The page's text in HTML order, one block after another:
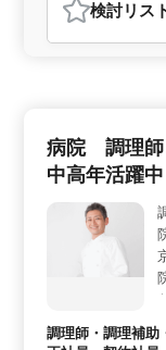
おすすめポイ
＜シニア層歓迎
ある社会保険労
中！経験豊富な
会保険の手続き
ます。経験を活
完備で安心して
天神駅から徒歩
で、年齢ではな
す。ぜひご応募
検討リス
病院 調理師
中高年活躍中
調理師・調理補助